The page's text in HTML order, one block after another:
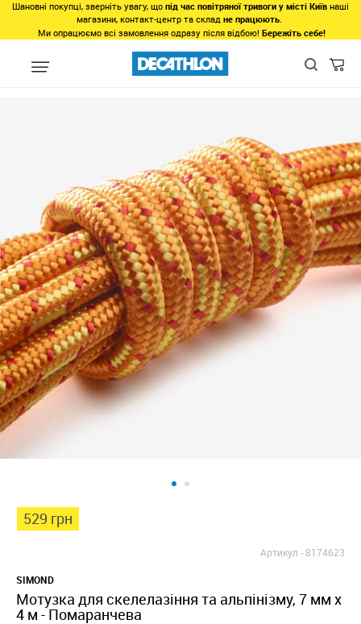
Шановні покупці, зверніть увагу, що під час повітряної тривоги у місті Київ наші
магазини, контакт-центр та склад не працюють.
Ми опрацюємо всі замовлення одразу після відбою! Бережіть себе!
Види спорту Туризм, Кемпiнг Альпінізм Спорядження для
529 грн
Артикул -8174623
SIMOND
Мотузка для скелелазіння та альпінізму, 7 мм x
4 м - Помаранчева